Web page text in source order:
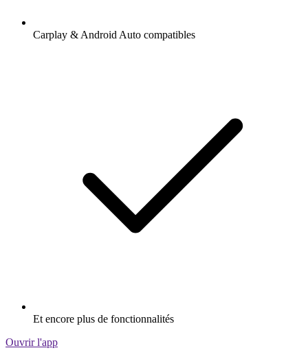
Carplay & Android Auto compatibles
Et encore plus de fonctionnalités
Ouvrir l'app